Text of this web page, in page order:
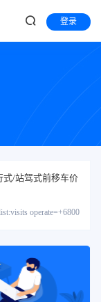
登录
式/站驾式前移车价
operate=+6800]